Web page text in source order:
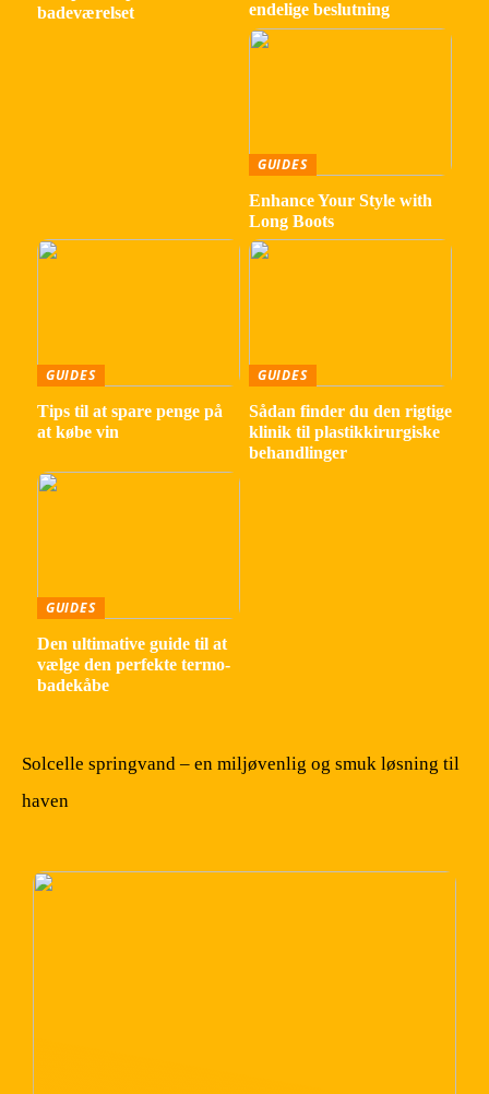
badeværelset
endelige beslutning
GUIDES
Enhance Your Style with
Long Boots
GUIDES
Tips til at spare penge på
at købe vin
GUIDES
Sådan finder du den rigtige
klinik til plastikkirurgiske
behandlinger
GUIDES
Den ultimative guide til at
vælge den perfekte termo-
badekåbe
Solcelle springvand – en miljøvenlig og smuk løsning til
haven